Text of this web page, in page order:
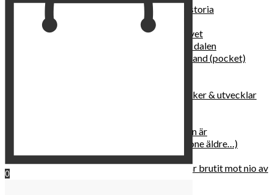
Vattenvarelser : en kulturhistoria
Sannas fastebok
Happy skin : ung hud hela livet
Det lilla pensionatet i gröna dalen
I trygghetsnarkomanernas land (pocket)
Self Love – hur du läker, stärker & utvecklar
Hur du blir parisisk var du än är
Äldre och klokare (åtminstone äldre…)
Häxans kokbok
Gud gav oss tio bud – jag har brutit mot nio av
0